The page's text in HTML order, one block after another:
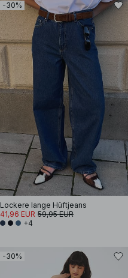
-30%
Lockere lange Hüftjeans
41,96 EUR 59,95 EUR
+4
-30%